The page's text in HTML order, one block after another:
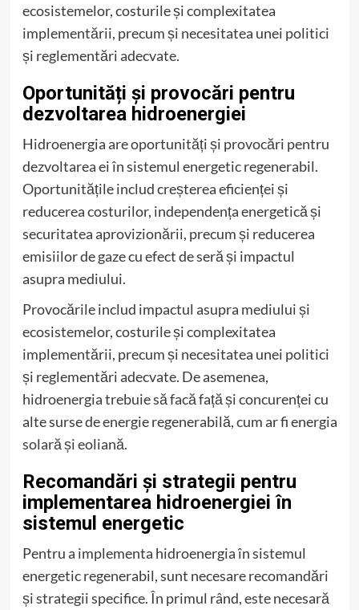
ecosistemelor, costurile și complexitatea
implementării, precum și necesitatea unei politici
și reglementări adecvate.
Oportunități și provocări pentru
dezvoltarea hidroenergiei
Hidroenergia are oportunități și provocări pentru
dezvoltarea ei în sistemul energetic regenerabil.
Oportunitățile includ creșterea eficienței și
reducerea costurilor, independența energetică și
securitatea aprovizionării, precum și reducerea
emisiilor de gaze cu efect de seră și impactul
asupra mediului.
Provocările includ impactul asupra mediului și
ecosistemelor, costurile și complexitatea
implementării, precum și necesitatea unei politici
și reglementări adecvate. De asemenea,
hidroenergia trebuie să facă față și concurenței cu
alte surse de energie regenerabilă, cum ar fi energia
solară și eoliană.
Recomandări și strategii pentru
implementarea hidroenergiei în
sistemul energetic
Pentru a implementa hidroenergia în sistemul
energetic regenerabil, sunt necesare recomandări
și strategii specifice. În primul rând, este necesară